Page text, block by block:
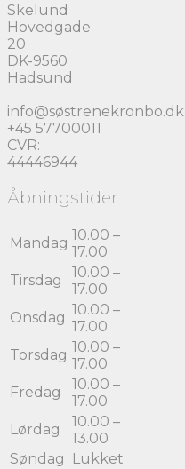
Skelund
Hovedgade
20
DK-9560
Hadsund
info@søstrenekronbo.dk
+45 57700011
CVR:
44446944
Åbningstider
Mandag 10.00 –
17.00
Tirsdag
10.00 –
17.00
Onsdag 10.00 –
17.00
Torsdag 10.00 –
17.00
Fredag
10.00 –
17.00
Lørdag
10.00 –
13.00
Søndag
Lukket